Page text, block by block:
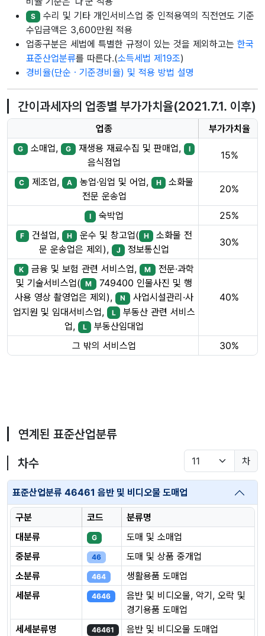
S 수리 및 기타 개인서비스업 중 인적용역의 직전연도 기준
수입금액은 3,600만원 적용
업종구분은 세법에 특별한 규정이 있는 것을 제외하고는 한국
표준산업분류를 따른다.(소득세법 제19조)
경비율(단순ㆍ기준경비율) 및 적용 방법 설명
간이과세자의 업종별 부가가치율(2021.7.1. 이후)
업종 부가가치율
G 소매업, G 재생용 재료수집 및 판매업, I
음식점업
15%
C 제조업, A 농업·임업 및 어업, H
소화물
전문 운송업
20%
I 숙박업 25%
F 건설업, H 운수 및 창고업( H
소화물 전
문 운송업은 제외),
J 정보통신업
30%
K 금융 및 보험 관련 서비스업, M 전문·과학
및 기술서비스업( M 749400 인물사진 및 행
사용 영상 촬영업은 제외), N 사업시설관리·사
업지원 및 임대서비스업,
L
부동산 관련 서비스
업,
L 부동산임대업
40%
그 밖의 서비스업 30%
연계된 표준산업분류
차수
차
표준산업분류 46461 음반 및 비디오물 도매업
구분 코드
분류명
대분류
G
도매 및 소매업
중분류
46
도매 및 상품 중개업
소분류
464
생활용품 도매업
세분류
4646
음반 및 비디오물, 악기, 오락 및
경기용품 도매업
세세분류명
46461 음반 및 비디오물 도매업